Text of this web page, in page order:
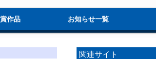
作品 お知らせ一覧
関連サイト